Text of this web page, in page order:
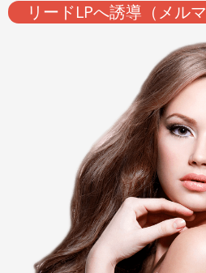
リードLPへ誘導（メル